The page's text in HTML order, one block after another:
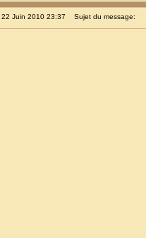
Juin 2010 23:37 Sujet du message: